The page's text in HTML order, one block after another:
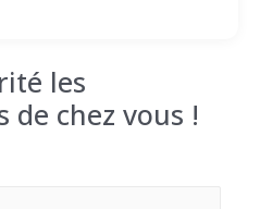
les
de chez vous !